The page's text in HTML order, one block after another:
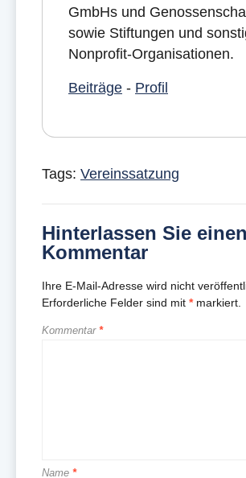
GmbHs und
sowie Stiftungen und
Nonprofit-Organisationen.
Beiträge - Profil
Tags: Vereinssatzung
Hinterlassen Sie einen
Kommentar
Ihre E-Mail-Adresse wird nicht
Erforderliche Felder sind mit *markiert.
Kommentar *
Name *